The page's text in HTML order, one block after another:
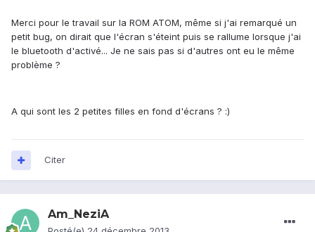
Merci pour le travail sur la ROM ATOM, même si j'ai remarqué un
petit bug, on dirait que l'écran s'éteint puis se rallume lorsque j'ai
le bluetooth d'activé... Je ne sais pas si d'autres ont eu le même
problème ?
A qui sont les 2 petites filles en fond d'écrans ? :)
Citer
Am_NeziA